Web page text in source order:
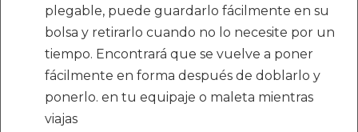
plegable, puede guardarlo fácilmente en su
bolsa y retirarlo cuando no lo necesite por un
tiempo. Encontrará que se vuelve a poner
fácilmente en forma después de doblarlo y
ponerlo. en tu equipaje o maleta mientras
viajas